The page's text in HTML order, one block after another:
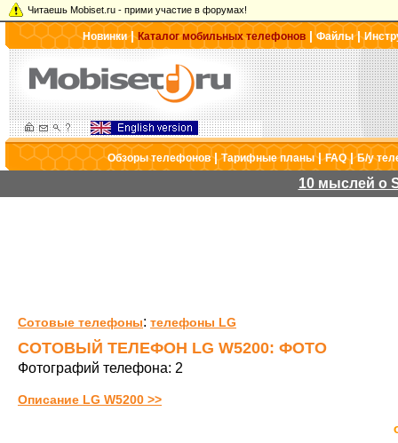
Читаешь Mobiset.ru - прими участие в форумах!
Новинки|Каталог мобильных телефонов |Файлы|
Обзоры телефонов|Тарифные планы|FAQ|Б/у
10 мыслей о
Сотовые телефоны: телефоны LG
СОТОВЫЙ ТЕЛЕФОН LG W5200: ФОТО
Фотографий телефона: 2
Описание LG W5200 >>